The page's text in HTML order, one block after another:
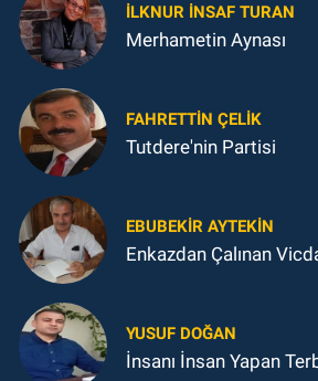
İLKNUR İNSAF TURAN
Merhametin Aynası
FAHRETTIN ÇELİK
Tutdere'nin Partisi
EBUBEKIR AYTEKIN
Enkazdan Çalınan
YUSUF DOĞAN
İnsanı İnsan Yapan